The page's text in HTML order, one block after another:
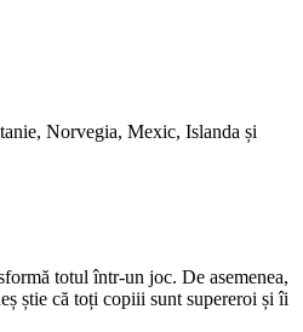
Norvegia, Mexic, Islanda și
totul într-un joc. De asemenea,
știe că toți copiii sunt supereroi și îi